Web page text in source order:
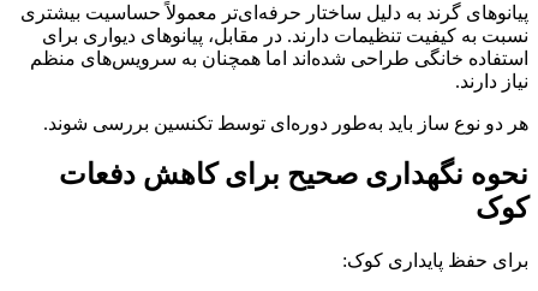
پیانوهای گرند به دلیل ساختار حرفه‌ای‌تر معمولاً حساسیت بیشتری
نسبت به کیفیت تنظیمات دارند. در مقابل، پیانوهای دیواری برای
استفاده خانگی طراحی شده‌اند اما همچنان به سرویس‌های منظم
نیاز دارند.
هر دو نوع ساز باید به‌طور دوره‌ای توسط تکنسین بررسی شوند.
نحوه نگهداری صحیح برای کاهش دفعات
کوک
برای حفظ پایداری کوک: